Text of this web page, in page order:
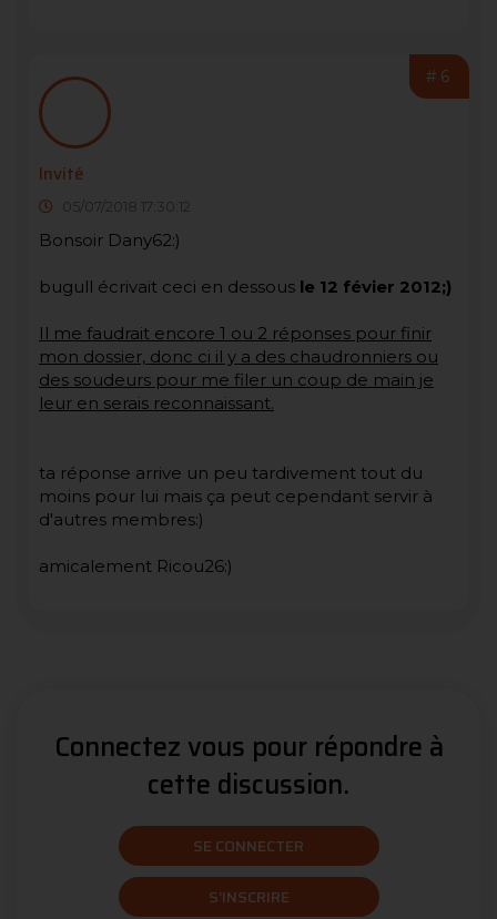
#6
Invité
05/07/2018 17:30:12
Bonsoir Dany62:)
bugull écrivait ceci en dessous le 12 févier 2012;)
Il me faudrait encore 1 ou 2 réponses pour finir
mon dossier, donc ci il y a des chaudronniers ou
des soudeurs pour me filer un coup de main je
leur en serais reconnaissant.
ta réponse arrive un peu tardivement tout du
moins pour lui mais ça peut cependant servir à
d'autres membres:)
amicalement Ricou26:)
Connectez vous pour répondre à
cette discussion.
SE CONNECTER
S'INSCRIRE